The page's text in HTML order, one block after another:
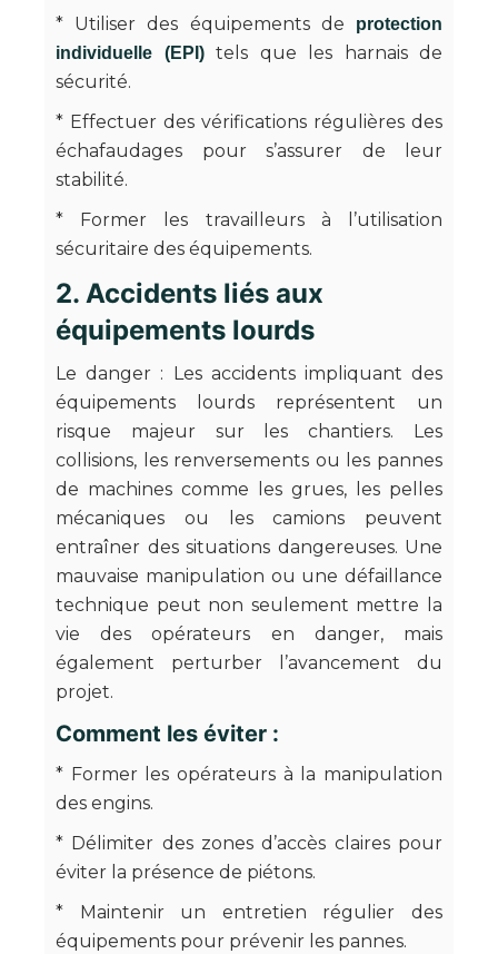
* Utiliser des équipements de
protection
individuelle (EPI)
tels que les harnais de
sécurité.
* Effectuer des vérifications régulières des
échafaudages pour s’assurer de leur
stabilité.
* Former les travailleurs à l’utilisation
sécuritaire des équipements.
2. Accidents liés aux
équipements lourds
Le danger : Les accidents impliquant des
équipements lourds représentent un
risque majeur sur les chantiers. Les
collisions, les renversements ou les pannes
de machines comme les grues, les pelles
mécaniques ou les camions peuvent
entraîner des situations dangereuses. Une
mauvaise manipulation ou une défaillance
technique peut non seulement mettre la
vie des opérateurs en danger, mais
également perturber l’avancement du
projet.
Comment les éviter :
* Former les opérateurs à la manipulation
des engins.
* Délimiter des zones d’accès claires pour
éviter la présence de piétons.
* Maintenir un entretien régulier des
équipements pour prévenir les pannes.